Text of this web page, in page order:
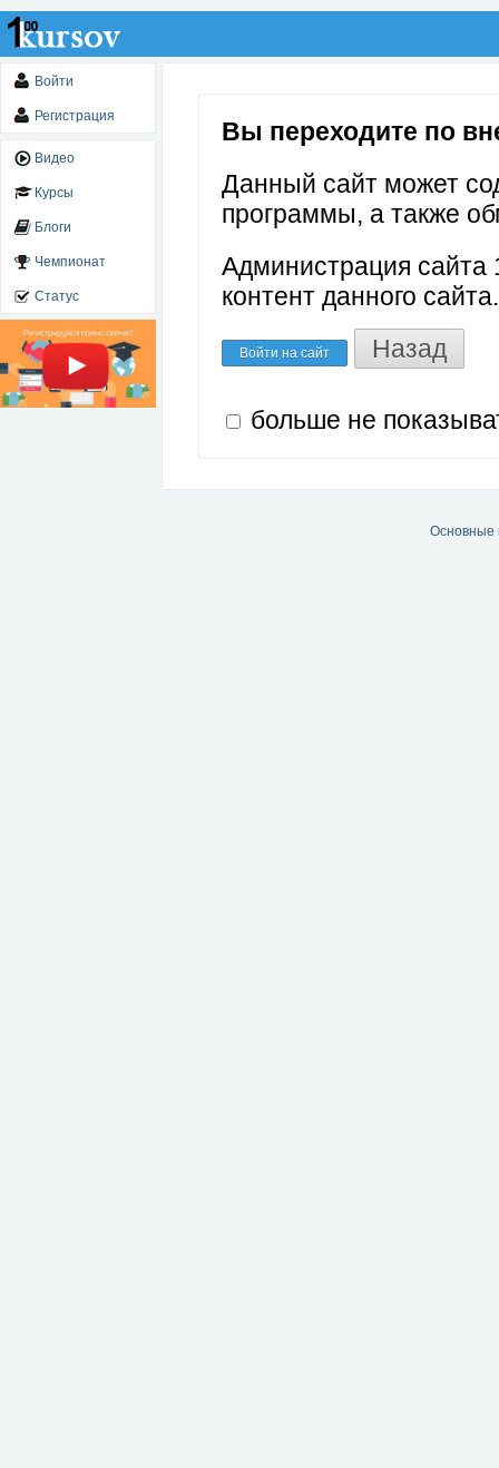
Войти
Регистрация
Видео
Курсы
Блоги
Чемпионат
Статус
Вы переходите по
Данный сайт может
программы, а также
Администрация сайта
контент данного сайта.
Войти на сайт Назад
больше не
Основные